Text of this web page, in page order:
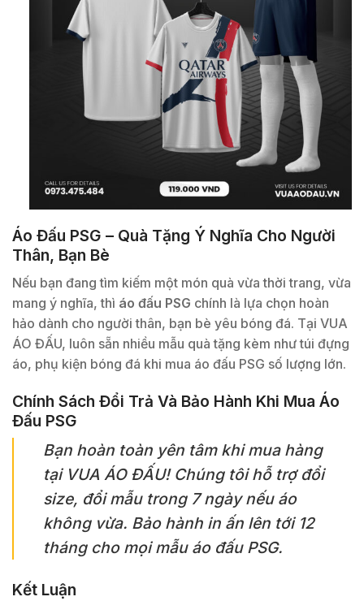
Áo Đấu PSG – Quà Tặng Ý Nghĩa Cho Người
Thân, Bạn Bè
Nếu bạn đang tìm kiếm một món quà vừa thời trang, vừa
mang ý nghĩa, thì áo đấu PSG chính là lựa chọn hoàn
hảo dành cho người thân, bạn bè yêu bóng đá. Tại VUA
ÁO ĐẤU, luôn sẵn nhiều mẫu quà tặng kèm như túi đựng
áo, phụ kiện bóng đá khi mua áo đấu PSG số lượng lớn.
Chính Sách Đổi Trả Và Bảo Hành Khi Mua Áo
Đấu PSG
Bạn hoàn toàn yên tâm khi mua hàng
tại VUA ÁO ĐẤU! Chúng tôi hỗ trợ đổi
size, đổi mẫu trong 7 ngày nếu áo
không vừa. Bảo hành in ấn lên tới 12
tháng cho mọi mẫu áo đấu PSG.
Kết Luận